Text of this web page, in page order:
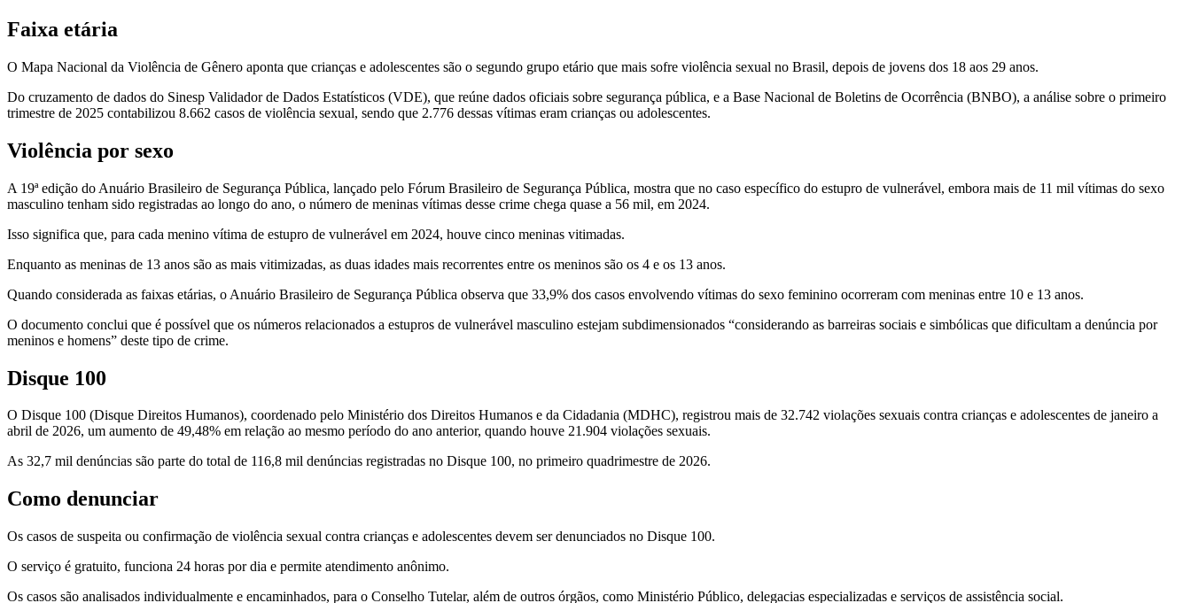
Faixa etária
O Mapa Nacional da Violência de Gênero aponta que crianças e adolescentes são o segundo grupo etário que mais sofre violência sexual no Brasil, depois de jovens dos 18 aos 29 anos.
Do cruzamento de dados do Sinesp Validador de Dados Estatísticos (VDE), que reúne dados oficiais sobre segurança pública, e a Base Nacional de Boletins de Ocorrência (BNBO), a análise sobre o primeiro
trimestre de 2025 contabilizou 8.662 casos de violência sexual, sendo que 2.776 dessas vítimas eram crianças ou adolescentes.
Violência por sexo
A 19ª edição do Anuário Brasileiro de Segurança Pública, lançado pelo Fórum Brasileiro de Segurança Pública, mostra que no caso específico do estupro de vulnerável, embora mais de 11 mil vítimas do sexo
masculino tenham sido registradas ao longo do ano, o número de meninas vítimas desse crime chega quase a 56 mil, em 2024.
Isso significa que, para cada menino vítima de estupro de vulnerável em 2024, houve cinco meninas vitimadas.
Enquanto as meninas de 13 anos são as mais vitimizadas, as duas idades mais recorrentes entre os meninos são os 4 e os 13 anos.
Quando considerada as faixas etárias, o Anuário Brasileiro de Segurança Pública observa que 33,9% dos casos envolvendo vítimas do sexo feminino ocorreram com meninas entre 10 e 13 anos.
O documento conclui que é possível que os números relacionados a estupros de vulnerável masculino estejam subdimensionados “considerando as barreiras sociais e simbólicas que dificultam a denúncia por
meninos e homens” deste tipo de crime.
Disque 100
O Disque 100 (Disque Direitos Humanos), coordenado pelo Ministério dos Direitos Humanos e da Cidadania (MDHC), registrou mais de 32.742 violações sexuais contra crianças e adolescentes de janeiro a
abril de 2026, um aumento de 49,48% em relação ao mesmo período do ano anterior, quando houve 21.904 violações sexuais.
As 32,7 mil denúncias são parte do total de 116,8 mil denúncias registradas no Disque 100, no primeiro quadrimestre de 2026.
Como denunciar
Os casos de suspeita ou confirmação de violência sexual contra crianças e adolescentes devem ser denunciados no Disque 100.
O serviço é gratuito, funciona 24 horas por dia e permite atendimento anônimo.
Os casos são analisados individualmente e encaminhados, para o Conselho Tutelar, além de outros órgãos, como Ministério Público, delegacias especializadas e serviços de assistência social.